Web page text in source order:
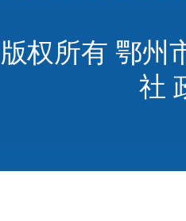
版权所有 鄂州
社